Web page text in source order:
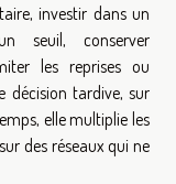
investir dans un
seuil, conserver
les reprises ou
décision tardive, sur
elle multiplie les
des réseaux qui ne